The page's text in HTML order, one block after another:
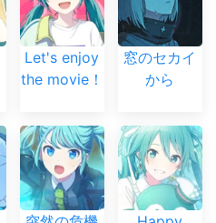
Let's enjoy
the movie！
窓のセカイ
から